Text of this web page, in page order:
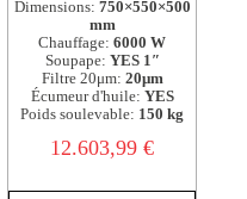
Dimensions: 750×550×500
mm
Chauffage: 6000 W
Soupape: YES 1″
Filtre 20μm: 20μm
Écumeur d'huile: YES
Poids soulevable: 150 kg
12.603,99€